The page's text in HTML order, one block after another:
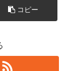
コピー